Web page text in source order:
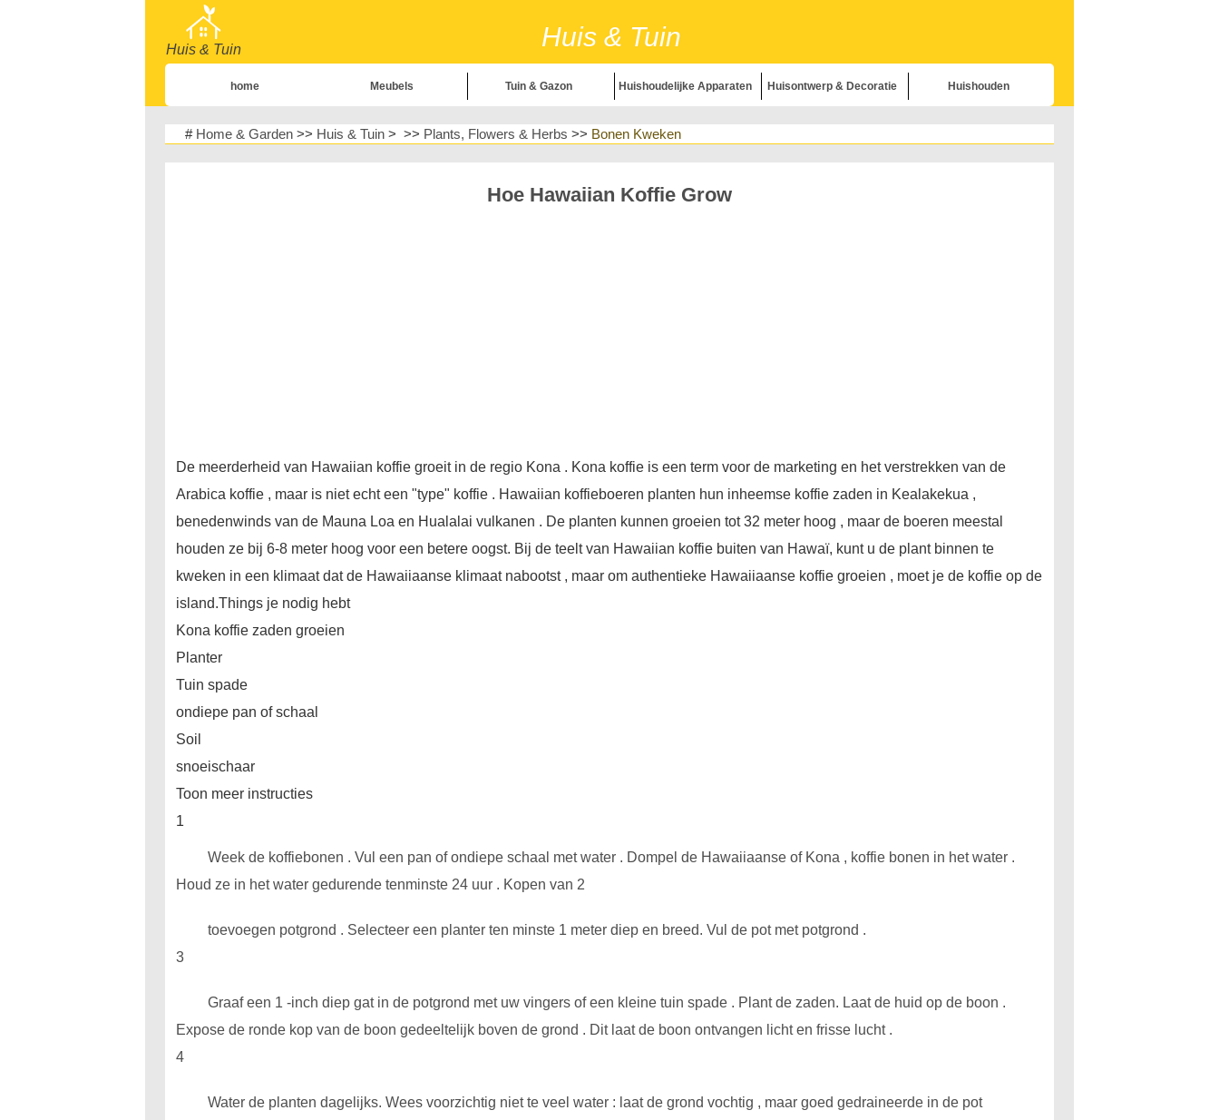
Huis & Tuin Huis & Tuin
home Meubels Tuin & Gazon Huishoudelijke Apparaten Huisontwerp & Decoratie Huishouden
Tuin & Gazon
Huishoudelijke Apparaten
# Home & Garden >> Huis & Tuin > >> Plants, Flowers & Herbs >> Bonen Kweken
Hoe Hawaiian Koffie Grow
De meerderheid van Hawaiian koffie groeit in de regio Kona . Kona koffie is een term voor de marketing en het verstrekken van de
Arabica koffie , maar is niet echt een "type" koffie . Hawaiian koffieboeren planten hun inheemse koffie zaden in Kealakekua ,
benedenwinds van de Mauna Loa en Hualalai vulkanen . De planten kunnen groeien tot 32 meter hoog , maar de boeren meestal
houden ze bij 6-8 meter hoog voor een betere oogst. Bij de teelt van Hawaiian koffie buiten van Hawaï, kunt u de plant binnen te
kweken in een klimaat dat de Hawaiiaanse klimaat nabootst , maar om authentieke Hawaiiaanse koffie groeien , moet je de koffie op de
island.Things je nodig hebt
Kona koffie zaden groeien
Planter
Tuin spade
ondiepe pan of schaal
Soil
snoeischaar
Toon meer instructies
1
Week de koffiebonen . Vul een pan of ondiepe schaal met water . Dompel de Hawaiiaanse of Kona , koffie bonen in het water .
Houd ze in het water gedurende tenminste 24 uur . Kopen van 2
toevoegen potgrond . Selecteer een planter ten minste 1 meter diep en breed. Vul de pot met potgrond .
3
Graaf een 1 -inch diep gat in de potgrond met uw vingers of een kleine tuin spade . Plant de zaden. Laat de huid op de boon .
Expose de ronde kop van de boon gedeeltelijk boven de grond . Dit laat de boon ontvangen licht en frisse lucht .
4
Water de planten dagelijks. Wees voorzichtig niet te veel water : laat de grond vochtig , maar goed gedraineerde in de pot